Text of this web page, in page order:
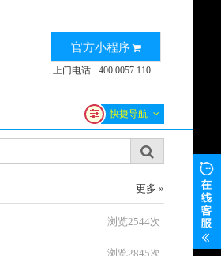
官方小程序
上门电话 400 0057 110
快捷导航
更多 »
浏览2544次
浏览2845次